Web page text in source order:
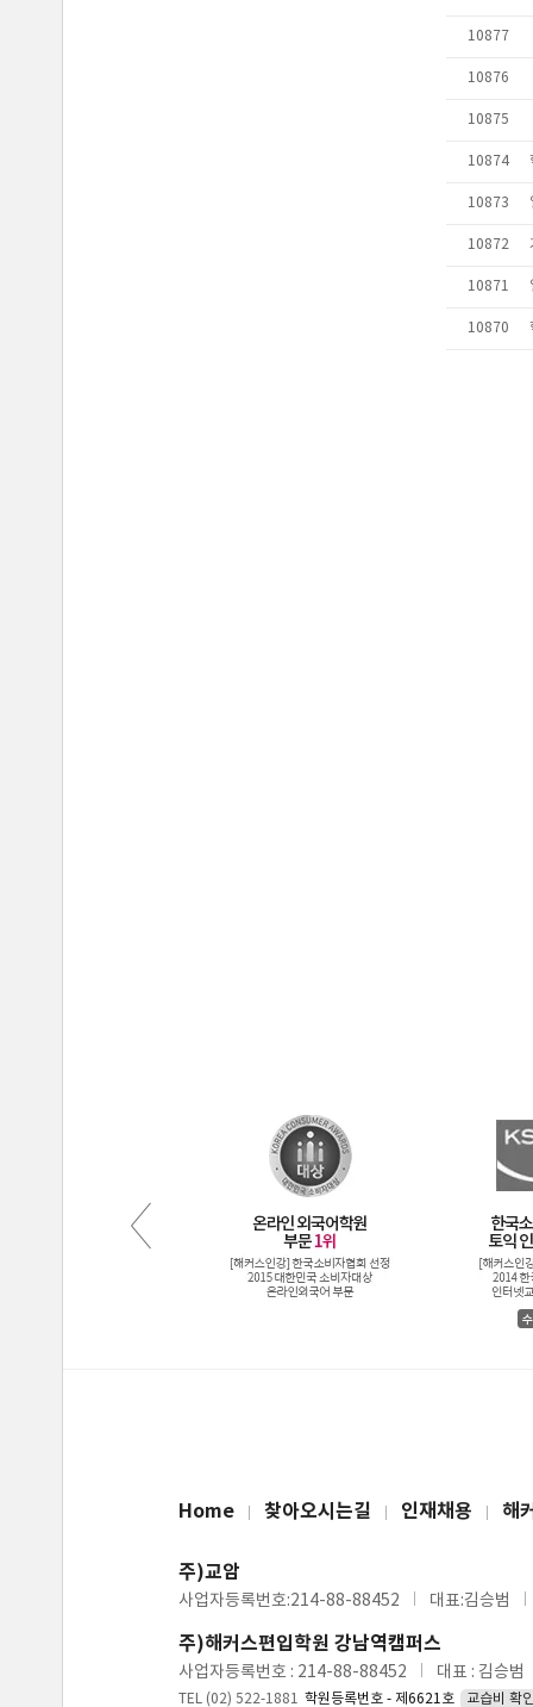
Home 찾아오시는길 인재채용 해
주)교암
사업자등록번호:214-88-88452 대표:김승범
주)해커스편입학원 강남역캠퍼스
사업자등록번호 : 214-88-88452 대표 : 김승범
TEL (02) 522-1881 학원등록번호 - 제6621호 교습비 확